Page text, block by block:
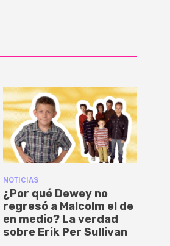
NOTICIAS
¿Por qué Dewey no
regresó a Malcolm el de
en medio? La verdad
sobre Erik Per Sullivan